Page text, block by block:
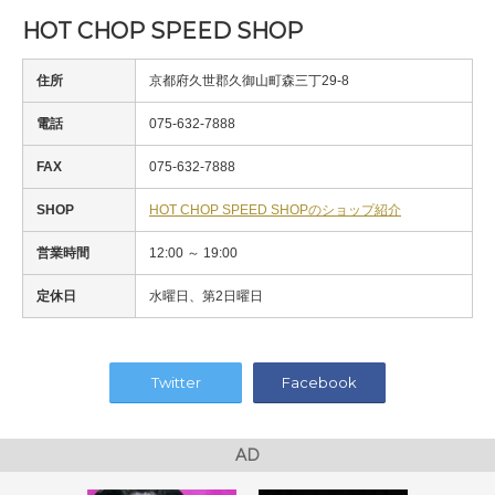
HOT CHOP SPEED SHOP
住所 京都府久世郡久御山町森三丁29-8
電話 075-632-7888
FAX 075-632-7888
SHOP HOT CHOP SPEED SHOPのショップ紹介
営業時間 12:00 ～ 19:00
定休日 水曜日、第2日曜日
Twitter Facebook
AD